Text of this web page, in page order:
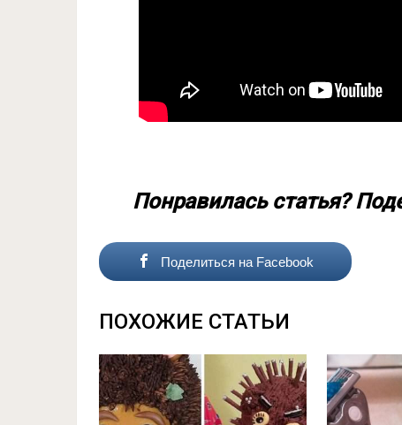
Понравилась статья?
Поделиться на Facebook
ПОХОЖИЕ СТАТЬИ